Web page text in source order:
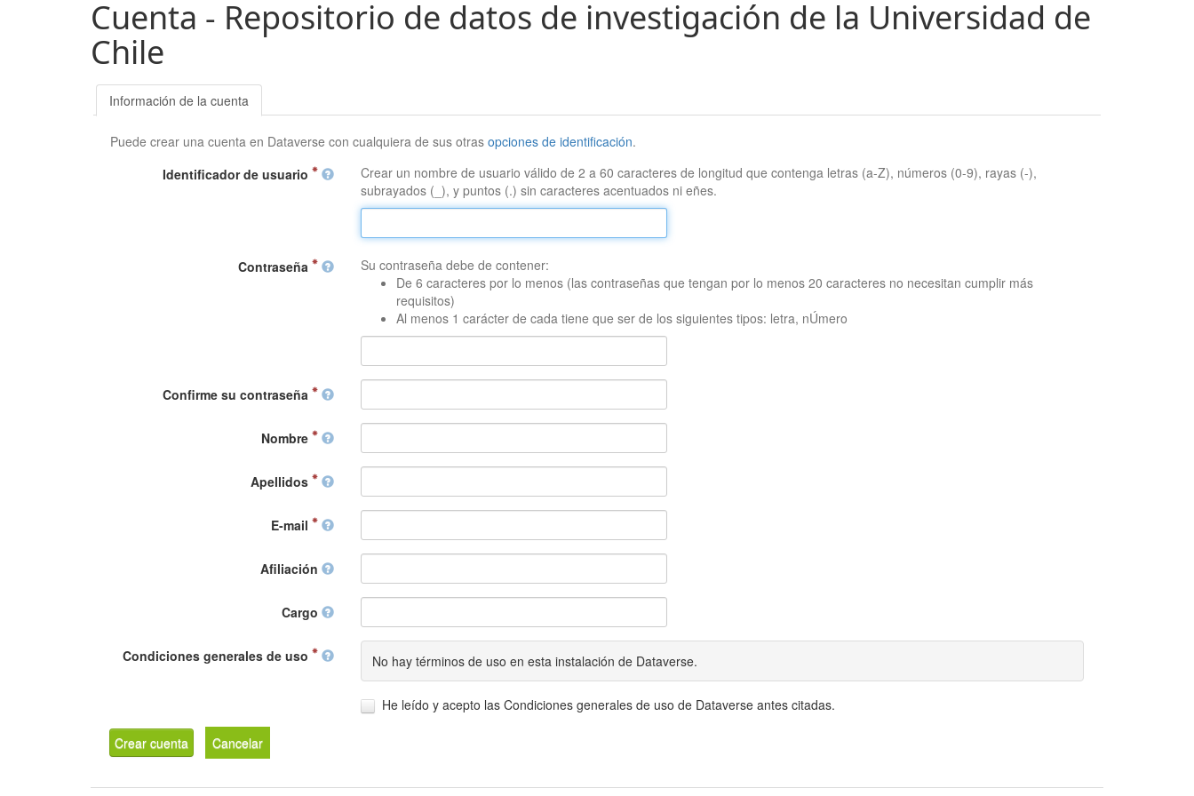
Cuenta - Repositorio de datos de investigación de la Universidad de
Chile
Información de la cuenta
Puede crear una cuenta en Dataverse con cualquiera de sus otrasopciones de identificación.
Identificador de usuario
Crear un nombre de usuario válido de 2 a 60 caracteres de longitud que contenga letras (a-Z), números (0-9), rayas (-),
subrayados (_), y puntos (.) sin caracteres acentuados ni eñes.
Contraseña
Su contraseña debe de contener:
De 6 caracteres por lo menos (las contraseñas que tengan por lo menos 20 caracteres no necesitan cumplir más
requisitos)
Al menos 1 carácter de cada tiene que ser de los siguientes tipos: letra, nÚmero
Confirme su contraseña
Nombre
Apellidos
E-mail
Afiliación
Cargo
Condiciones generales de uso No hay términos de uso en esta instalación de Dataverse.
He leído y acepto las Condiciones generales de uso de Dataverse antes citadas.
Crear cuenta Cancelar